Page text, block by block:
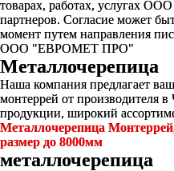
товарах, работах, услугах
партнеров. Согласие может
момент путем направления
ООО "ЕВРОМЕТ ПРО"
Металлочерепица
Наша компания предлагает
монтеррей от производителя
продукции, широкий
Металлочерепица
размер до 8000мм
металлочерепица